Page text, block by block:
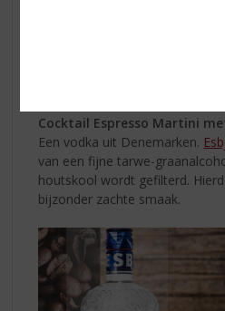
Cocktail Espresso Martini
Een vodka uit Denemarken.
van een fijne tarwe-
houtskool wordt gefilterd.
bijzonder zachte smaak.